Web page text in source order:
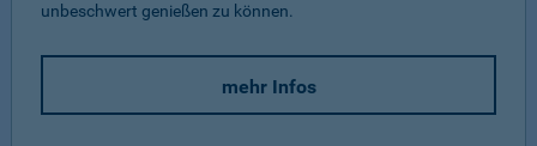
unbeschwert genießen zu können.
mehr Infos